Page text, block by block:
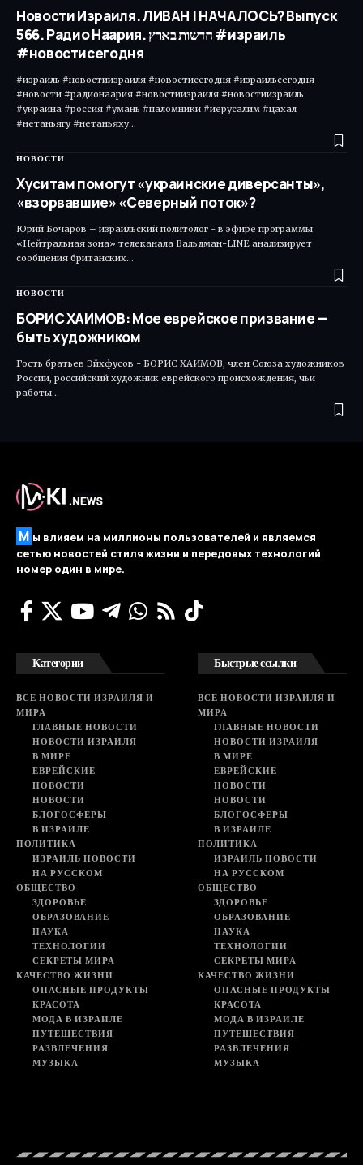
Новости Израиля. ЛИВАН | НАЧАЛОСЬ? Выпуск
566. Радио Наария. חדשות בארץ #израиль
#новостисегодня
#израиль #новостиизраиля #новостисегодня #израильсегодня
#новости #радионаария #новостиизраиля #новостиизраиль
#украина #россия #умань #паломники #иерусалим #цахал
#нетаньягу #нетаньяху…
НОВОСТИ
Хуситам помогут «украинские диверсанты»,
«взорвавшие» «Северный поток»?
Юрий Бочаров – израильский политолог - в эфире программы
«Нейтральная зона» телеканала Вальдман-LINE анализирует
сообщения британских…
НОВОСТИ
БОРИС ХАИМОВ: Мое еврейское призвание —
быть художником
Гость братьев Эйхфусов - БОРИС ХАИМОВ, член Союза художников
России, российский художник еврейского происхождения, чьи
работы…
М ы влияем на миллионы пользователей и являемся
сетью новостей стиля жизни и передовых технологий
номер один в мире.
Категории
ВСЕ НОВОСТИ ИЗРАИЛЯ И
МИРА
ГЛАВНЫЕ НОВОСТИ
НОВОСТИ ИЗРАИЛЯ
В МИРЕ
ЕВРЕЙСКИЕ
НОВОСТИ
НОВОСТИ
БЛОГОСФЕРЫ
В ИЗРАИЛЕ
ПОЛИТИКА
ИЗРАИЛЬ НОВОСТИ
НА РУССКОМ
ОБЩЕСТВО
ЗДОРОВЬЕ
ОБРАЗОВАНИЕ
НАУКА
ТЕХНОЛОГИИ
СЕКРЕТЫ МИРА
КАЧЕСТВО ЖИЗНИ
ОПАСНЫЕ ПРОДУКТЫ
КРАСОТА
МОДА В ИЗРАИЛЕ
ПУТЕШЕСТВИЯ
РАЗВЛЕЧЕНИЯ
МУЗЫКА
Быстрые ссылки
ВСЕ НОВОСТИ ИЗРАИЛЯ И
МИРА
ГЛАВНЫЕ НОВОСТИ
НОВОСТИ ИЗРАИЛЯ
В МИРЕ
ЕВРЕЙСКИЕ
НОВОСТИ
НОВОСТИ
БЛОГОСФЕРЫ
В ИЗРАИЛЕ
ПОЛИТИКА
ИЗРАИЛЬ НОВОСТИ
НА РУССКОМ
ОБЩЕСТВО
ЗДОРОВЬЕ
ОБРАЗОВАНИЕ
НАУКА
ТЕХНОЛОГИИ
СЕКРЕТЫ МИРА
КАЧЕСТВО ЖИЗНИ
ОПАСНЫЕ ПРОДУКТЫ
КРАСОТА
МОДА В ИЗРАИЛЕ
ПУТЕШЕСТВИЯ
РАЗВЛЕЧЕНИЯ
МУЗЫКА